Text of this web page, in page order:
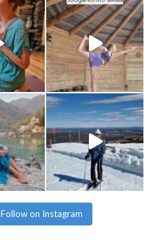
Follow on Instagram